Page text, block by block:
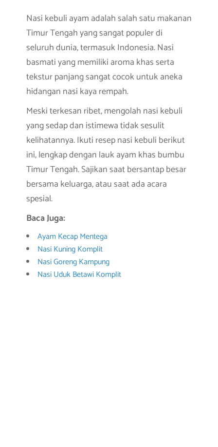
Nasi kebuli ayam adalah salah satu makanan
Timur Tengah yang sangat populer di
seluruh dunia, termasuk Indonesia. Nasi
basmati yang memiliki aroma khas serta
tekstur panjang sangat cocok untuk aneka
hidangan nasi kaya rempah.
Meski terkesan ribet, mengolah nasi kebuli
yang sedap dan istimewa tidak sesulit
kelihatannya. Ikuti resep nasi kebuli berikut
ini, lengkap dengan lauk ayam khas bumbu
Timur Tengah. Sajikan saat bersantap besar
bersama keluarga, atau saat ada acara
spesial.
Baca Juga:
Ayam Kecap Mentega
Nasi Kuning Komplit
Nasi Goreng Kampung
Nasi Uduk Betawi Komplit